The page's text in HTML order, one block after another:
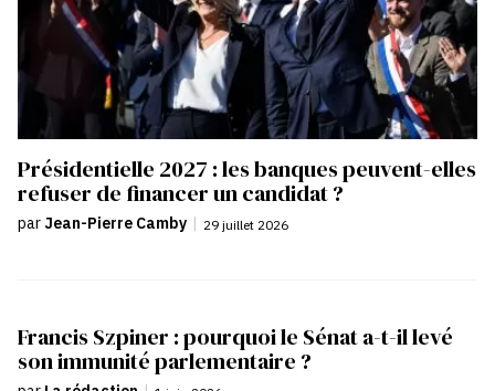
Présidentielle 2027 : les banques peuvent-elles
refuser de financer un candidat ?
par Jean-Pierre Camby | 29 juillet 2026
Francis Szpiner : pourquoi le Sénat a-t-il levé
son immunité parlementaire ?